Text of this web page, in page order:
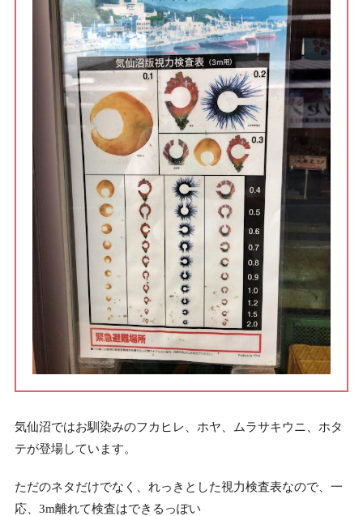
気仙沼ではお馴染みのフカヒレ、ホヤ、ムラサキウニ、ホタ
テが登場しています。
ただのネタだけでなく、れっきとした視力検査表なので、一
応、3m離れて検査はできるっぽい